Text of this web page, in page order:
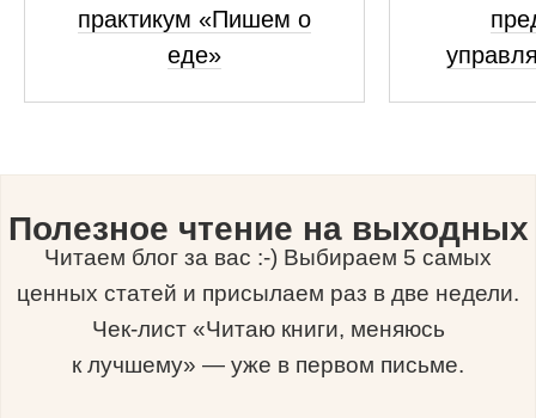
практикум «Пишем о
еде»
Полезное чтение на выходных
Читаем блог за вас :-) Выбираем 5 самых
ценных статей и присылаем раз в две недели.
Чек-лист «Читаю книги, меняюсь
к лучшему» — уже в первом письме.